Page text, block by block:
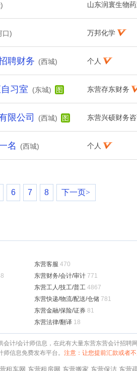
山东润寰生物
口) 万邦化学
聘财务 (西城) 个人
习室 (东城) 图 东营存东财务
限公司 (西城) 图 东营兴硕财务
名 (西城) 个人
6 7 8 下一页>
东营客服 470
东营财务/会计/审计 771
东营工人/技工/普工 4867
东营快递/物流/配送/仓储 781
东营金融/保险/证券 81
东营法律/翻译 18
会计/会计师信息，在此有大量东营东营会计招
信息免费发布平台。 注意：让您提前汇款或者
租车网 东营租房网 东营搬家 东营保洁 东营